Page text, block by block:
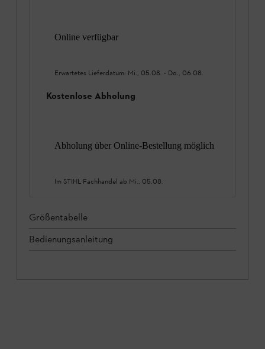
Online verfügbar
Erwartetes Lieferdatum: Mi., 05.08. - Do., 06.08.
Kostenlose Abholung
Abholung über Online-Bestellung möglich
Im STIHL Fachhandel ab Mi., 05.08.
Größentabelle
Bedienungsanleitung